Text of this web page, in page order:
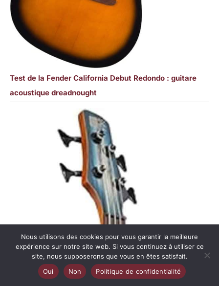
Test de la Fender California Debut Redondo : guitare
acoustique dreadnought
Nous utilisons des cookies pour vous garantir la meilleure
expérience sur notre site web. Si vous continuez à utiliser ce
site, nous supposerons que vous en êtes satisfait.
Oui
Non Politique de confidentialité